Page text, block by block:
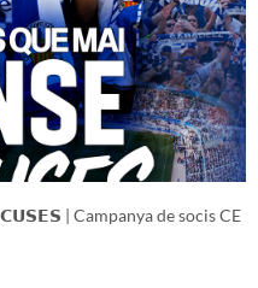
| Campanya de socis CE